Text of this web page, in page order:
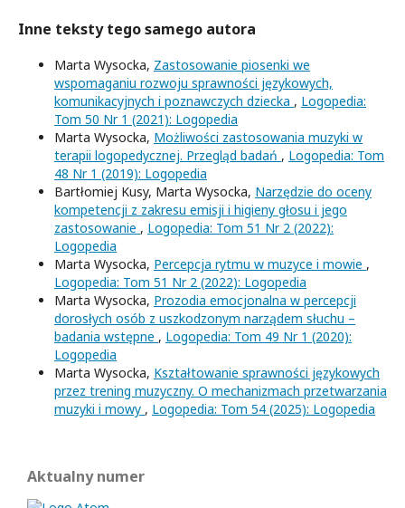
Inne teksty tego samego autora
Marta Wysocka, Zastosowanie piosenki we
wspomaganiu rozwoju sprawności językowych,
komunikacyjnych i poznawczych dziecka , Logopedia:
Tom 50 Nr 1 (2021): Logopedia
Marta Wysocka, Możliwości zastosowania muzyki w
terapii logopedycznej. Przegląd badań , Logopedia: Tom
48 Nr 1 (2019): Logopedia
Bartłomiej Kusy, Marta Wysocka, Narzędzie do oceny
kompetencji z zakresu emisji i higieny głosu i jego
zastosowanie , Logopedia: Tom 51 Nr 2 (2022):
Logopedia
Marta Wysocka, Percepcja rytmu w muzyce i mowie ,
Logopedia: Tom 51 Nr 2 (2022): Logopedia
Marta Wysocka, Prozodia emocjonalna w percepcji
dorosłych osób z uszkodzonym narządem słuchu –
badania wstępne , Logopedia: Tom 49 Nr 1 (2020):
Logopedia
Marta Wysocka, Kształtowanie sprawności językowych
przez trening muzyczny. O mechanizmach przetwarzania
muzyki i mowy , Logopedia: Tom 54 (2025): Logopedia
Aktualny numer